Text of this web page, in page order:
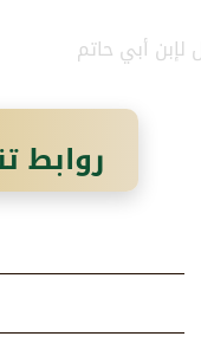
لإبن أبي حاتم
روابط